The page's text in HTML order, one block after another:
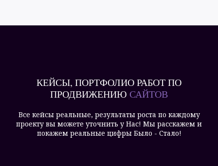
КЕЙСЫ, ПОРТФОЛИО РАБОТ ПО
ПРОДВИЖЕНИЮСАЙТОВ
Все кейсы реальные, результаты роста по каждому
проекту вы можете уточнить у Нас! Мы расскажем и
покажем реальные цифры Было - Стало!